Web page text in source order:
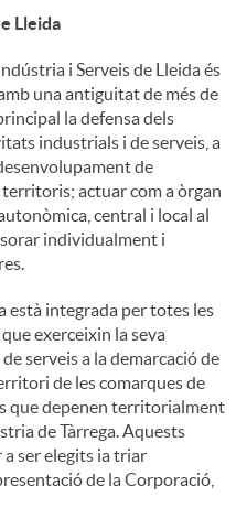
Lleida
i Serveis de Lleida és
una antiguitat de més de
la defensa dels
industrials i de serveis, a
de
actuar com a òrgan
central i local al
individualment i
està integrada per totes les
exerceixin la seva
serveis a la demarcació de
de les comarques de
que depenen territorialment
de Tàrrega. Aquests
ser elegits ia triar
de la Corporació,